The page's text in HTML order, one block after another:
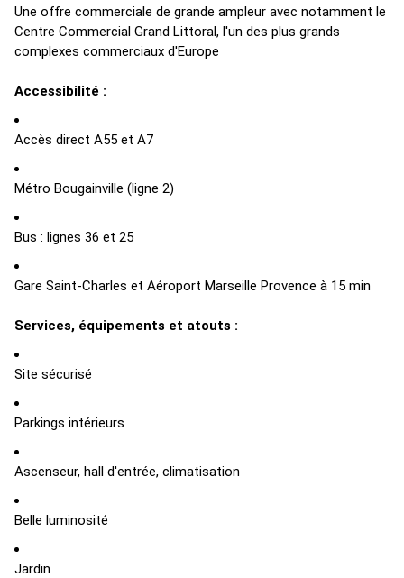
Une offre commerciale de grande ampleur avec notamment le
Centre Commercial Grand Littoral, l'un des plus grands
complexes commerciaux d'Europe
Accessibilité :
Accès direct A55 et A7
Métro Bougainville (ligne 2)
Bus : lignes 36 et 25
Gare Saint-Charles et Aéroport Marseille Provence à 15 min
Services, équipements et atouts :
Site sécurisé
Parkings intérieurs
Ascenseur, hall d'entrée, climatisation
Belle luminosité
Jardin